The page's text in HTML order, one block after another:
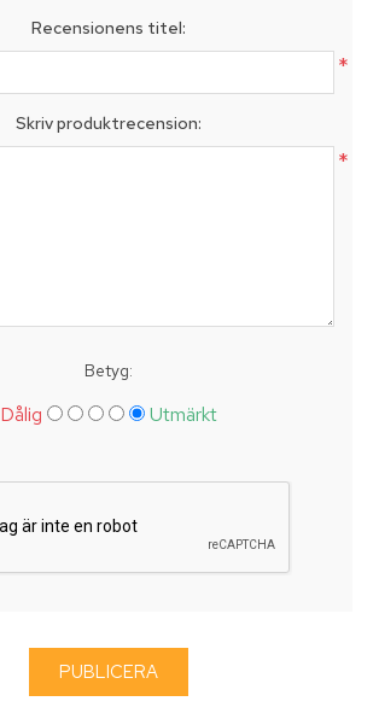
Recensionens titel:
*
Skriv produktrecension:
*
Betyg:
Dålig Utmärkt